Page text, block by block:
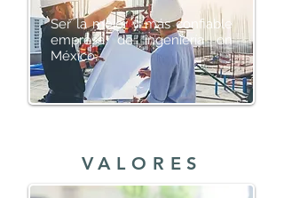
Ser la mejor y más confiable
empresa de ingeniería en
México.
VALORES